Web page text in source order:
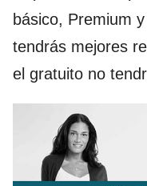
básico, Premium
tendrás mejores
el gratuito no